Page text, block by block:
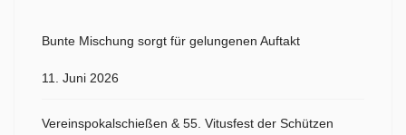
Bunte Mischung sorgt für gelungenen Auftakt
11. Juni 2026
Vereinspokalschießen & 55. Vitusfest der Schützen